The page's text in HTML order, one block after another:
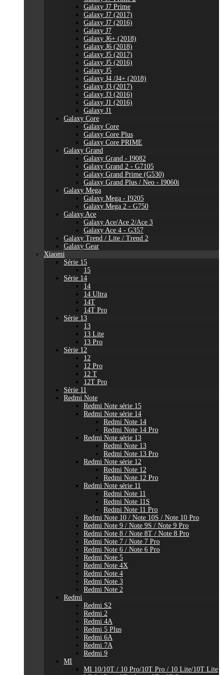
Galaxy J7 Prime
Galaxy J7 (2017)
Galaxy J7 (2016)
Galaxy J7
Galaxy J6+ (2018)
Galaxy J6 (2018)
Galaxy J5 (2017)
Galaxy J5 (2016)
Galaxy J5
Galaxy J4 /J4+ (2018)
Galaxy J3 (2017)
Galaxy J3 (2016)
Galaxy J1 (2016)
Galaxy J1
Galaxy Core
Galaxy Core
Galaxy Core Plus
Galaxy Core PRIME
Galaxy Grand
Galaxy Grand - I9082
Galaxy Grand 2 - G7105
Galaxy Grand Prime (G530)
Galaxy Grand Plus / Neo - I9060i
Galaxy Mega
Galaxy Mega - I9205
Galaxy Mega 2 - G750
Galaxy Ace
Galaxy Ace/Ace 2/Ace 3
Galaxy Ace 4 - G357
Galaxy Trend / Lite / Trend 2
Galaxy Gear
Xiaomi
Série 15
15
Série 14
14
14 Ultra
14T
14T Pro
Série 13
13
13 Lite
13 Pro
Série 12
12
12 Pro
12 T
12T Pro
Série 11
Redmi Note
Redmi Note série 15
Redmi Note série 14
Redmi Note 14
Redmi Note 14 Pro
Redmi Note série 13
Redmi Note 13
Redmi Note 13 Pro
Redmi Note série 12
Redmi Note 12
Redmi Note 12 Pro
Redmi Note série 11
Redmi Note 11
Redmi Note 11S
Redmi Note 11 Pro
Redmi Note 10 / Note 10S / Note 10 Pro
Redmi Note 9 / Note 9S / Note 9 Pro
Redmi Note 8 / Note 8T / Note 8 Pro
Redmi Note 7 / Note 7 Pro
Redmi Note 6 / Note 6 Pro
Redmi Note 5
Redmi Note 4X
Redmi Note 4
Redmi Note 3
Redmi Note 2
Redmi
Redmi S2
Redmi 2
Redmi 4A
Redmi 5 Plus
Redmi 6A
Redmi 7A
Redmi 9
MI
MI 10/10T / 10 Pro/10T Pro / 10 Lite/10T Lite